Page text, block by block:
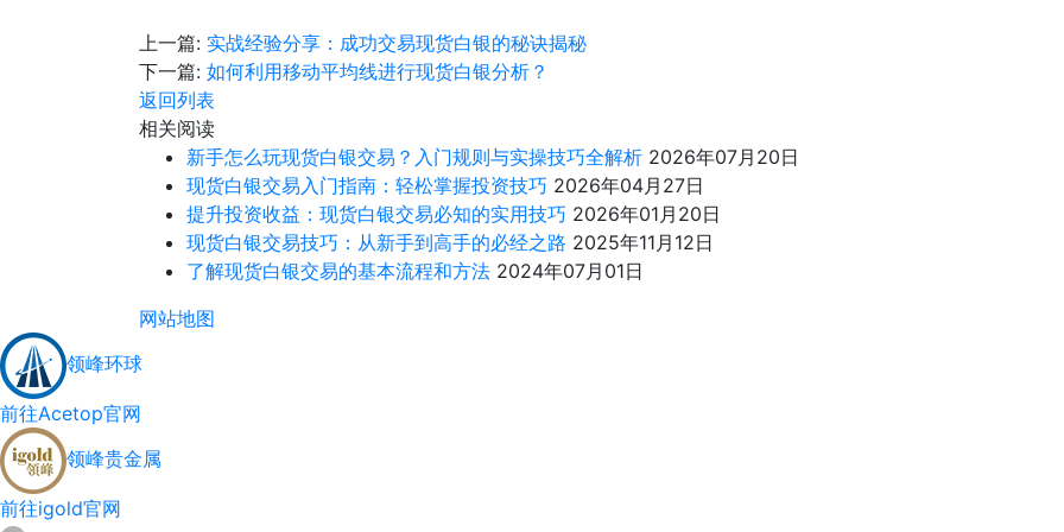
上一篇: 实战经验分享：成功交易现货白银的秘诀揭秘
下一篇: 如何利用移动平均线进行现货白银分析？
返回列表
相关阅读
新手怎么玩现货白银交易？入门规则与实操技巧全解析 2026年07月20日
现货白银交易入门指南：轻松掌握投资技巧 2026年04月27日
提升投资收益：现货白银交易必知的实用技巧 2026年01月20日
现货白银交易技巧：从新手到高手的必经之路 2025年11月12日
了解现货白银交易的基本流程和方法 2024年07月01日
网站地图
领峰环球
前往Acetop官网
领峰贵金属
前往igold官网